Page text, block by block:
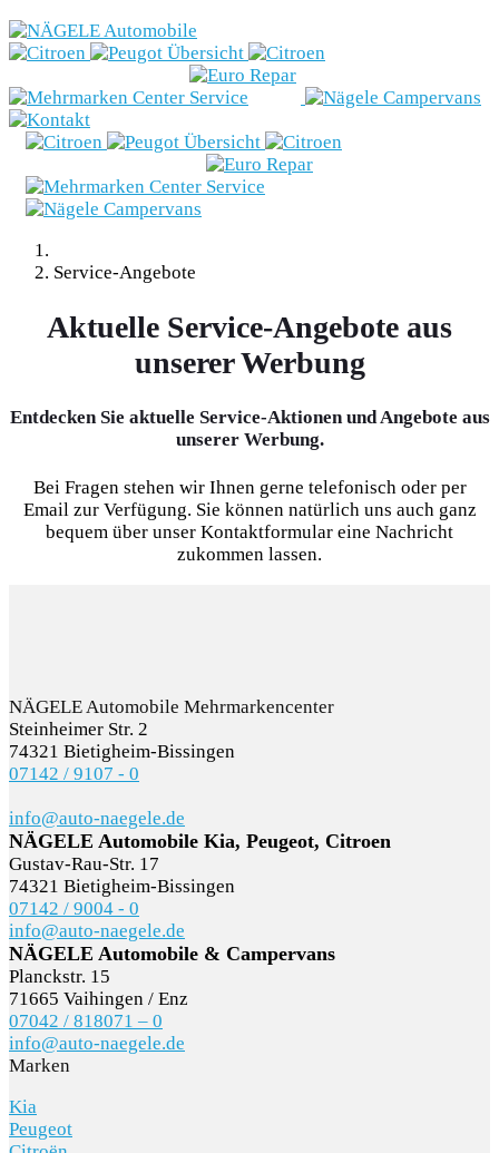
Marken
Fahrzeugbestand
Nägele
Campervans
Angebote
& Aktionen
Beratung
E-Mobilität
Werkstatt
& Service
Vermietung
Unternehmen
SCHNELLEINSTIEG
KONTAKT/ANFAHRT
Service-Angebote
Aktuelle Service-Angebote aus
unserer Werbung
Entdecken Sie aktuelle Service-Aktionen und Angebote aus
unserer Werbung.
Bei Fragen stehen wir Ihnen gerne telefonisch oder per
Email zur Verfügung. Sie können natürlich uns auch ganz
bequem über unser Kontaktformular eine Nachricht
zukommen lassen.
NÄGELE Automobile Mehrmarkencenter
Steinheimer Str. 2
74321 Bietigheim-Bissingen
07142 / 9107 - 0
info@auto-naegele.de
NÄGELE Automobile Kia, Peugeot, Citroen
Gustav-Rau-Str. 17
74321 Bietigheim-Bissingen
07142 / 9004 - 0
info@auto-naegele.de
NÄGELE Automobile & Campervans
Planckstr. 15
71665 Vaihingen / Enz
07042 / 818071 – 0
info@auto-naegele.de
Marken
Kia
Peugeot